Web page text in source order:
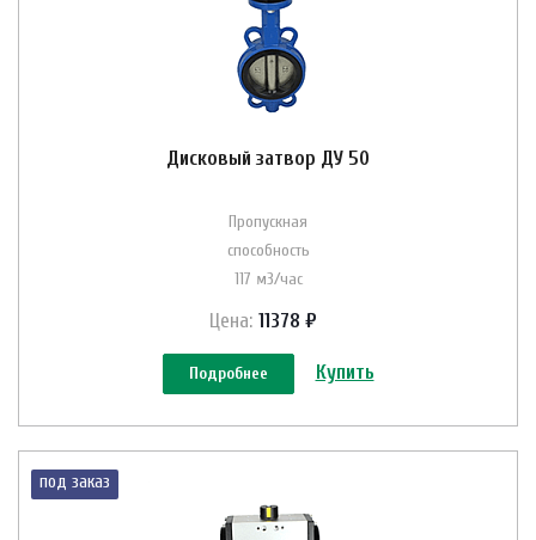
Дисковый затвор ДУ 50
Пропускная
способность
117 м3/час
Цена: 11378 ₽
Подробнее Купить
под заказ